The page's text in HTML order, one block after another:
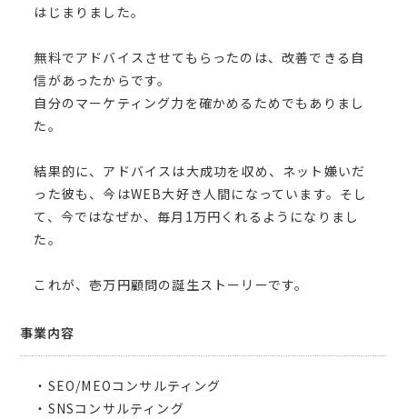
はじまりました。
無料でアドバイスさせてもらったのは、改善できる自
信があったからです。
自分のマーケティング力を確かめるためでもありまし
た。
結果的に、アドバイスは大成功を収め、ネット嫌いだ
った彼も、今はWEB大好き人間になっています。そし
て、今ではなぜか、毎月1万円くれるようになりまし
た。
これが、壱万円顧問の誕生ストーリーです。
事業内容
・SEO/MEOコンサルティング
・SNSコンサルティング